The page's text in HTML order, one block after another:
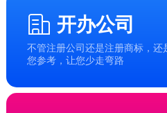
开办公司
不管注册公司还是注册商标，
您参考，让您少走弯路